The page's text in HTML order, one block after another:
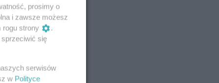
prosimy o
i zawsze możesz
rogu strony
.
się
serwisów
w Polityce